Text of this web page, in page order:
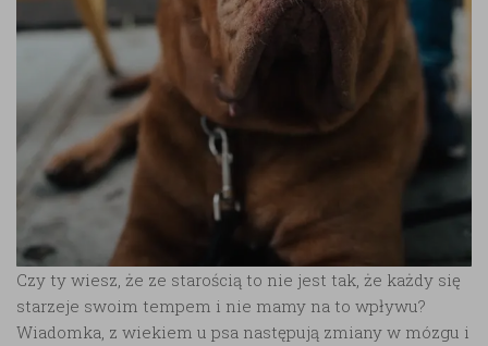
Czy ty wiesz, że ze starością to nie jest tak, że każdy się
starzeje swoim tempem i nie mamy na to wpływu?
Wiadomka, z wiekiem u psa następują zmiany w mózgu i